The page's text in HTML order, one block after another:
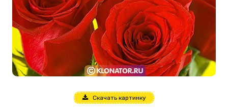
Скачать картинку